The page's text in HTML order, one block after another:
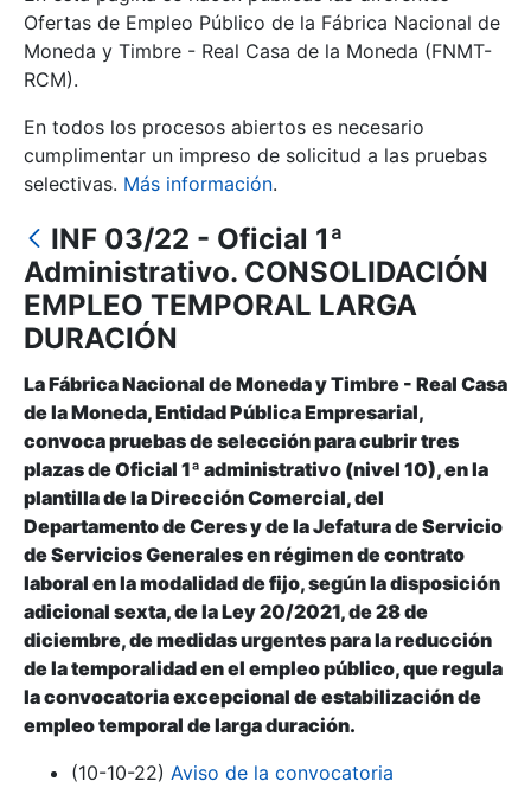
Mostrar/Ocultar
Mostrar/Ocultar
Mostrar/Ocultar
Ofertas de Empleo Público de la Fábrica Nacional de
Moneda y Timbre - Real Casa de la Moneda (FNMT-
RCM).
En todos los procesos abiertos es necesario
cumplimentar un impreso de solicitud a las pruebas
selectivas. Más información.
INF 03/22 - Oficial 1ª
Administrativo. CONSOLIDACIÓN
EMPLEO TEMPORAL LARGA
DURACIÓN
La Fábrica Nacional de Moneda y Timbre - Real Casa
de la Moneda, Entidad Pública Empresarial,
convoca pruebas de selección para cubrir tres
plazas de Oficial 1ª administrativo (nivel 10), en la
plantilla de la Dirección Comercial, del
Departamento de Ceres y de la Jefatura de Servicio
de Servicios Generales en régimen de contrato
laboral en la modalidad de fijo, según la disposición
adicional sexta, de la Ley 20/2021, de 28 de
diciembre, de medidas urgentes para la reducción
de la temporalidad en el empleo público, que regula
la convocatoria excepcional de estabilización de
empleo temporal de larga duración.
(10-10-22) Aviso de la convocatoria